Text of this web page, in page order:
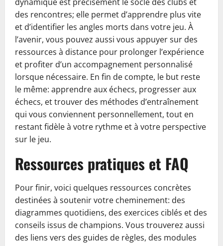
des rencontres; elle permet d’apprendre plus vite
et d’identifier les angles morts dans votre jeu. À
l’avenir, vous pouvez aussi vous appuyer sur des
ressources à distance pour prolonger l’expérience
et profiter d’un accompagnement personnalisé
lorsque nécessaire. En fin de compte, le but reste
le même: apprendre aux échecs, progresser aux
échecs, et trouver des méthodes d’entraînement
qui vous conviennent personnellement, tout en
restant fidèle à votre rythme et à votre perspective
sur le jeu.
Ressources pratiques et FAQ
Pour finir, voici quelques ressources concrètes
destinées à soutenir votre cheminement: des
diagrammes quotidiens, des exercices ciblés et des
conseils issus de champions. Vous trouverez aussi
des liens vers des guides de règles, des modules